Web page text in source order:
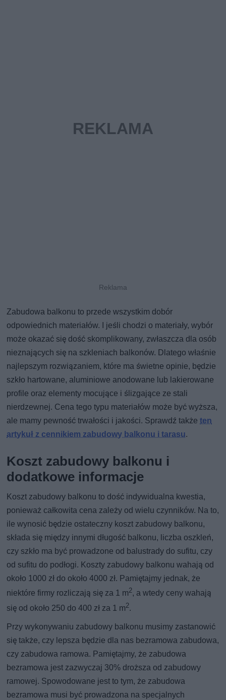
Zabudowa balkonu to przede wszystkim dobór
odpowiednich materiałów. I jeśli chodzi o materiały, wybór
może okazać się dość skomplikowany, zwłaszcza dla osób
nieznających się na szkleniach balkonów. Dlatego właśnie
najlepszym rozwiązaniem, które ma świetne opinie, będzie
szkło hartowane, aluminiowe anodowane lub lakierowane
profile oraz elementy mocujące i ślizgające ze stali
nierdzewnej. Cena tego typu materiałów może być wyższa,
ale mamy pewność trwałości i jakości. Sprawdź takżeten
artykuł z cennikiem zabudowy balkonu i tarasu.
Koszt zabudowy balkonu i
dodatkowe informacje
Koszt zabudowy balkonu to dość indywidualna kwestia,
ponieważ całkowita cena zależy od wielu czynników. Na to,
ile wynosić będzie ostateczny koszt zabudowy balkonu,
składa się między innymi długość balkonu, liczba oszkleń,
czy szkło ma być prowadzone od balustrady do sufitu, czy
od sufitu do podłogi. Koszty zabudowy balkonu wahają od
około 1000 zł do około 4000 zł. Pamiętajmy jednak, że
niektóre firmy rozliczają się za 1 m2, a wtedy ceny wahają
się od około 250 do 400 zł za 1 m2.
Przy wykonywaniu zabudowy balkonu musimy zastanowić
się także, czy lepsza będzie dla nas bezramowa zabudowa,
czy zabudowa ramowa. Pamiętajmy, że zabudowa
bezramowa jest zazwyczaj 30% droższa od zabudowy
ramowej. Spowodowane jest to tym, że zabudowa
bezramowa musi być prowadzona na specjalnych